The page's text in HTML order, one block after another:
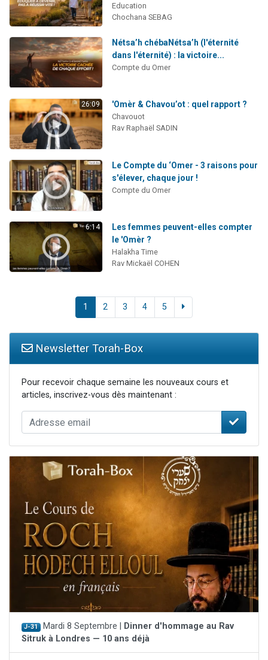
Education
Chochana SEBAG
Nétsa’h chébaNétsa’h (l'éternité
dans l'éternité) : la victoire...
Compte du Omer
26:09 'Omèr & Chavou’ot : quel rapport ?
Chavouot
Rav Raphaël SADIN
Le Compte du ‘Omer - 3 raisons pour
s'élever, chaque jour !
Compte du Omer
6:14
Les femmes peuvent-elles compter
le 'Omèr ?
Halakha Time
Rav Mickaël COHEN
1 2 3 4 5
Newsletter Torah-Box
Pour recevoir chaque semaine les nouveaux cours et
articles, inscrivez-vous dès maintenant :
J-31 Mardi 8 Septembre |
Dinner d'hommage au Rav
Sitruk à Londres — 10 ans déjà